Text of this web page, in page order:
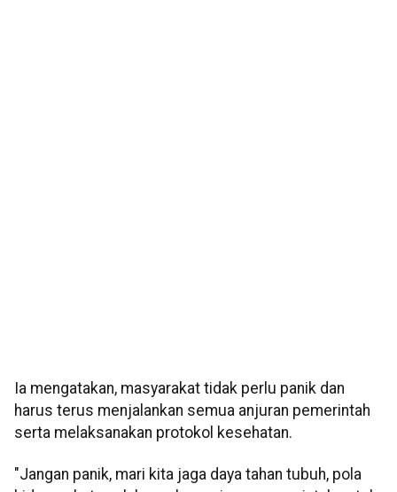
Ia mengatakan, masyarakat tidak perlu panik dan
harus terus menjalankan semua anjuran pemerintah
serta melaksanakan protokol kesehatan.
"Jangan panik, mari kita jaga daya tahan tubuh, pola